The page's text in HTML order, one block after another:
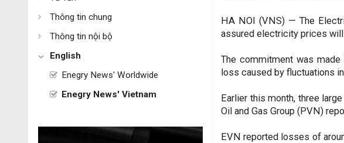
Thông tin chung
Thông tin nội bộ
English
Enegry News' Worldwide
Enegry News' Vietnam
HA NOI (VNS) — The
assured electricity prices will
The commitment was
loss caused by fluctuations
Earlier this month, three
Oil and Gas Group (PVN)
EVN reported losses of